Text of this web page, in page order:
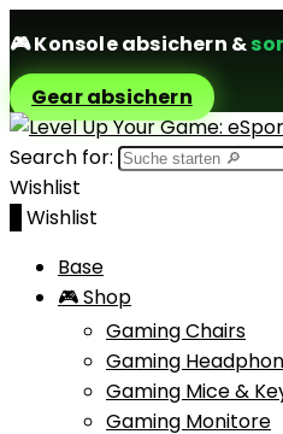
🎮Konsole absichern &
Gear absichern
Search for:
Wishlist
Wishlist
Base
🎮 Shop
Gaming Chairs
Gaming
Gaming Mice &
Gaming Monitore